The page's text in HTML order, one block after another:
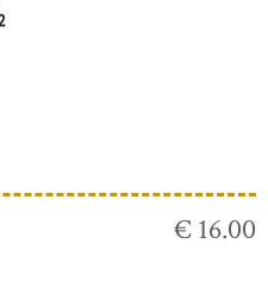
€ 16.00